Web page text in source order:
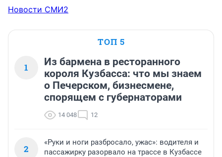
Новости СМИ2
ТОП 5
1
Из бармена в ресторанного
короля Кузбасса: что мы знаем
о Печерском, бизнесмене,
спорящем с губернаторами
14 048 12
2
«Руки и ноги разбросало, ужас»: водителя и
пассажирку разорвало на трассе в Кузбассе